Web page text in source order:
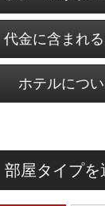
代金に含まれ
ホテルにつ
部屋タイプを